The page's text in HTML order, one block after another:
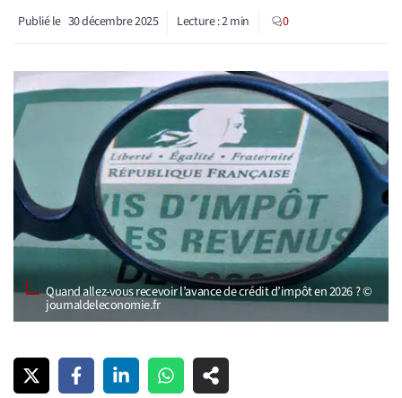
Publié le 30 décembre 2025 Lecture :2min 0
Quand allez-vous recevoir l’avance de crédit d’impôt en 2026 ? ©
journaldeleconomie.fr